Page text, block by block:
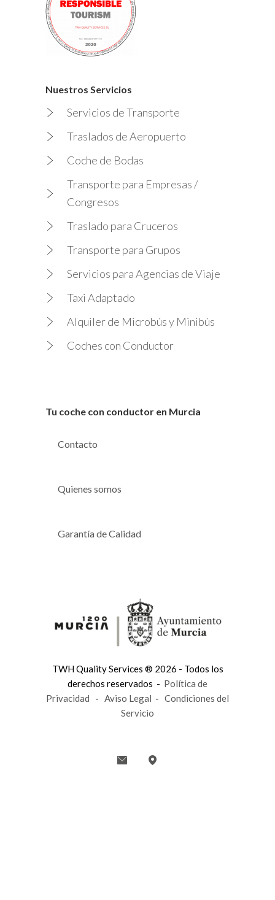
Nuestros Servicios
Servicios de Transporte
Traslados de Aeropuerto
Coche de Bodas
Transporte para Empresas /
Congresos
Traslado para Cruceros
Transporte para Grupos
Servicios para Agencias de Viaje
Taxi Adaptado
Alquiler de Microbús y Minibús
Coches con Conductor
Tu coche con conductor en Murcia
Contacto
Quienes somos
Garantía de Calidad
TWH Quality Services ® 2026 - Todos los
derechos reservados - Política de
Privacidad - Aviso Legal - Condiciones del
Servicio